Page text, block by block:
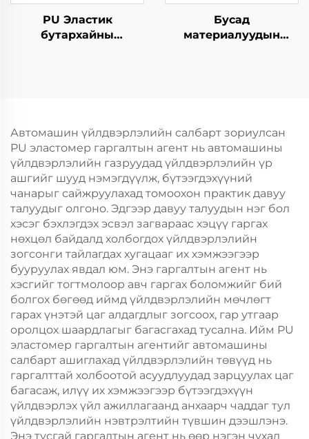
PU Эластик
бутархайны
Бусад
материалуудын
Автомашин үйлдвэрлэлийн салбарт зориулсан
PU эластомер гаргалтын агент нь автомашины
үйлдвэрлэлийн газруудад үйлдвэрлэлийн үр
ашгийг шууд нэмэгдүүлж, бүтээгдэхүүний
чанарыг сайжруулахад томоохон практик давуу
талуудыг олгоно. Эдгээр давуу талуудын нэг бол
хэсэг бэхлэгдэх эсвэл загвараас хэцүү гаргах
нөхцөл байдалд холбогдох үйлдвэрлэлийн
зогсонги тайлагдах хугацааг их хэмжээгээр
бууруулах явдал юм. Энэ гаргалтын агент нь
хэсгийг тогтмолоор авч гаргах боломжийг бий
болгох бөгөөд иймд үйлдвэрлэлийн мөчлөгт
гарах үнэтэй цаг алдагдлыг зогсоох, гар утгаар
оролцох шаардлагыг багасгахад тусална. Ийм PU
эластомер гаргалтын агентийг автомашины
салбарт ашиглахад үйлдвэрлэлийн төвүүд нь
гаргалттай холбоотой асуудлуудад зарцуулах цаг
багасаж, илүү их хэмжээгээр бүтээгдэхүүн
үйлдвэрлэх үйл ажиллагаанд анхаарч чаддаг тул
үйлдвэрлэлийн нэвтрэлтийн түвшин дээшлэнэ.
Энэ тусгай гаргалтын агент нь өөр нэгэн чухал